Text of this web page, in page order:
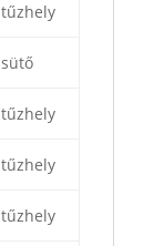
tűzhely
sütő
tűzhely
tűzhely
tűzhely